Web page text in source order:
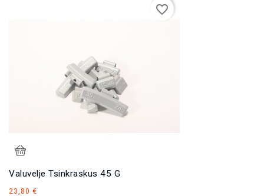
Valuvelje Tsinkraskus 45 G
23,80 €
favorite_border